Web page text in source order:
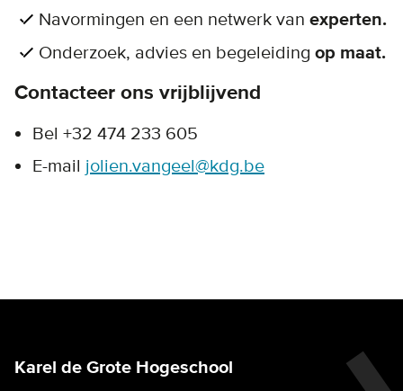
Navormingen en een netwerk van experten.
Onderzoek, advies en begeleiding op maat.
Contacteer ons vrijblijvend
Bel +32 474 233 605
E-mail jolien.vangeel@kdg.be
Karel de Grote Hogeschool